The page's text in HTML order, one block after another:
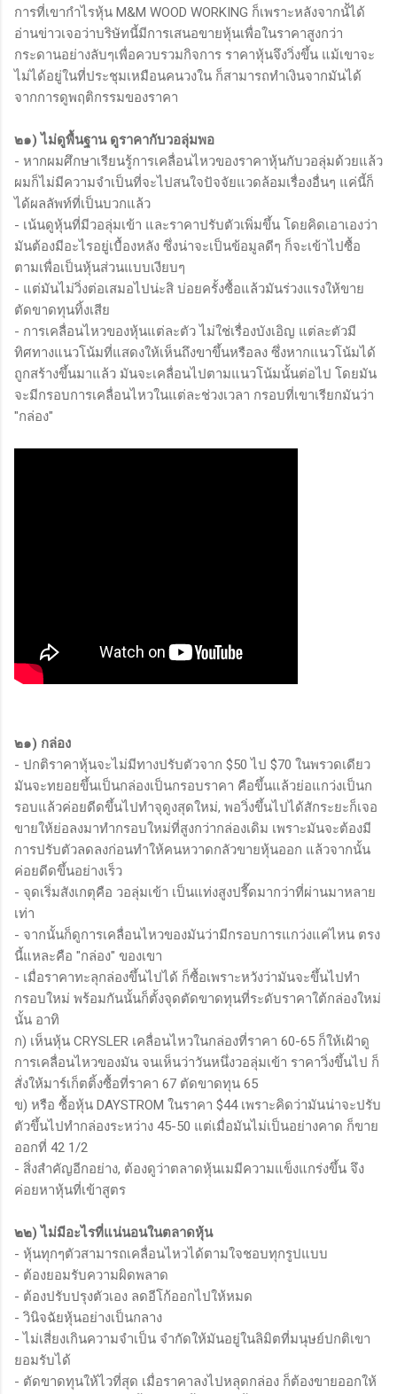
การที่เขากำไรหุ้น M&M WOOD WORKING ก็เพราะหลังจากนั้ได้
อ่านข่าวเจอว่าบริษัทนี้มีการเสนอขายหุ้นเพื่อในราคาสูงกว่า
กระดานอย่างลับๆเพื่อควบรวมกิจการ ราคาหุ้นจึงวิ่งขึ้น แม้เขาจะ
ไม่ได้อยู่ในที่ประชุมเหมือนคนวงใน ก็สามารถทำเงินจากมันได้
จากการดูพฤติกรรมของราคา
๒๑) ไม่ดูพื้นฐาน ดูราคากับวอลุ่มพอ
- หากผมศึกษาเรียนรู้การเคลื่อนไหวของราคาหุ้นกับวอลุ่มด้วยแล้ว
ผมก็ไม่มีความจำเป็นที่จะไปสนใจปัจจัยแวดล้อมเรื่องอื่นๆ แค่นี้ก็
ได้ผลลัพท์ที่เป็นบวกแล้ว
- เน้นดูหุ้นที่มีวอลุ่มเข้า และราคาปรับตัวเพิ่มขึ้น โดยคิดเอาเองว่า
มันต้องมีอะไรอยู่เบื้องหลัง ซึ่งน่าจะเป็นข้อมูลดีๆ ก็จะเข้าไปซื้อ
ตามเพื่อเป็นหุ้นส่วนแบบเงียบๆ
- แต่มันไม่วิ่งต่อเสมอไปน่ะสิ บ่อยครั้งซื้อแล้วมันร่วงแรงให้ขาย
ตัดขาดทุนทิ้งเสีย
- การเคลื่อนไหวของหุ้นแต่ละตัว ไม่ใช่เรื่องบังเอิญ แต่ละตัวมี
ทิศทางแนวโน้มที่แสดงให้เห็นถึงขาขึ้นหรือลง ซึ่งหากแนวโน้มได้
ถูกสร้างขึ้นมาแล้ว มันจะเคลื่อนไปตามแนวโน้มนั้นต่อไป โดยมัน
จะมีกรอบการเคลื่อนไหวในแต่ละช่วงเวลา กรอบที่เขาเรียกมันว่า
"กล่อง"
๒๑) กล่อง
- ปกติราคาหุ้นจะไม่มีทางปรับตัวจาก $50 ไป $70 ในพรวดเดียว
มันจะทยอยขึ้นเป็นกล่องเป็นกรอบราคา คือขึ้นแล้วย่อแกว่งเป็นก
รอบแล้วค่อยดีดขึ้นไปทำจุดูงสุดใหม่, พอวิ่งขึ้นไปได้สักระยะก็เจอ
ขายให้ย่อลงมาทำกรอบใหม่ที่สูงกว่ากล่องเดิม เพราะมันจะต้องมี
การปรับตัวลดลงก่อนทำให้คนหวาดกลัวขายหุ้นออก แล้วจากนั้น
ค่อยดีดขึ้นอย่างเร็ว
- จุดเริ่มสังเกตุคือ วอลุ่มเข้า เป็นแท่งสูงปรี๊ดมากว่าที่ผ่านมาหลาย
เท่า
- จากนั้นก็ดูการเคลื่อนไหวของมันว่ามีกรอบการแกว่งแค่ไหน ตรง
นี้แหละคือ "กล่อง" ของเขา
- เมื่อราคาทะลุกล่องขึ้นไปได้ ก็ซื้อเพราะหวังว่ามันจะขึ้นไปทำ
กรอบใหม่ พร้อมกันนั้นก็ตั้งจุดตัดขาดทุนที่ระดับราคาใต้กล่องใหม่
นั้น อาทิ
ก) เห็นหุ้น CRYSLER เคลื่อนไหวในกล่องที่ราคา 60-65 ก็ให้เฝ้าดู
การเคลื่อนไหวของมัน จนเห็นว่าวันหนึ่งวอลุ่มเข้า ราคาวิ่งขึ้นไป ก็
สั่งให้มาร์เก็ตติ้งซื้อที่ราคา 67 ตัดขาดทุน 65
ข) หรือ ซื้อหุ้น DAYSTROM ในราคา $44 เพราะคิดว่ามันน่าจะปรับ
ตัวขึ้นไปทำกล่องระหว่าง 45-50 แต่เมื่อมันไม่เป็นอย่างคาด ก็ขาย
ออกที่ 42 1/2
- สิ่งสำคัญอีกอย่าง, ต้องดูว่าตลาดหุ้นเมมีความแข็งแกร่งขึ้น จึง
ค่อยหาหุ้นที่เข้าสูตร
๒๒) ไม่มีอะไรที่แน่นอนในตลาดหุ้น
- หุ้นทุกๆตัวสามารถเคลื่อนไหวได้ตามใจชอบทุกรูปแบบ
- ต้องยอมรับความผิดพลาด
- ต้องปรับปรุงตัวเอง ลดอีโก้ออกไปให้หมด
- วินิจฉัยหุ้นอย่างเป็นกลาง
- ไม่เสี่ยงเกินความจำเป็น จำกัดให้มันอยู่ในลิมิตที่มนุษย์ปกติเขา
ยอมรับได้
- ตัดขาดทุนให้ไวที่สุด เมื่อราคาลงไปหลุดกล่อง ก็ต้องขายออกให้